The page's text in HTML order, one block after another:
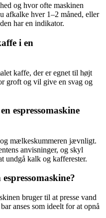
og hvor ofte maskinen
afkalke hver 1–2 måned, eller
har en indikator.
i en
kaffe, der er egnet til højt
groft og vil give en svag og
espressomaskine
mælkeskummeren jævnligt.
anvisninger, og skyl
undgå kalk og kafferester.
bruger til at presse vand
anses som ideelt for at opnå